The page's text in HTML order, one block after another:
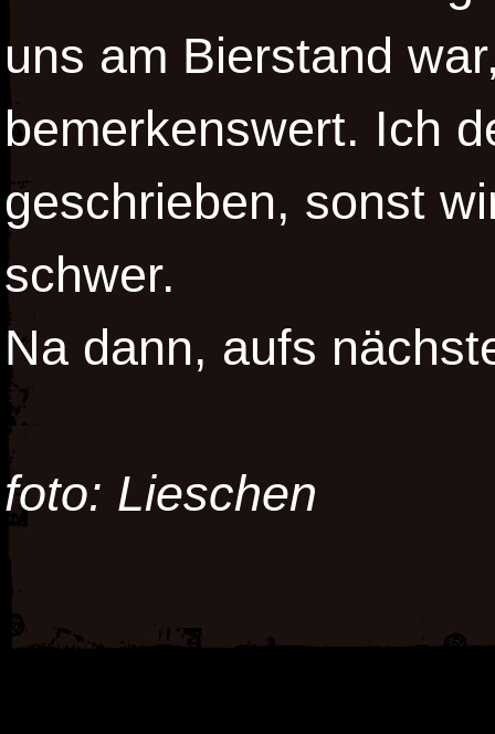
uns am Bierstand
bemerkenswert. Ich
geschrieben, sonst
schwer.
Na dann, aufs
foto: Lieschen